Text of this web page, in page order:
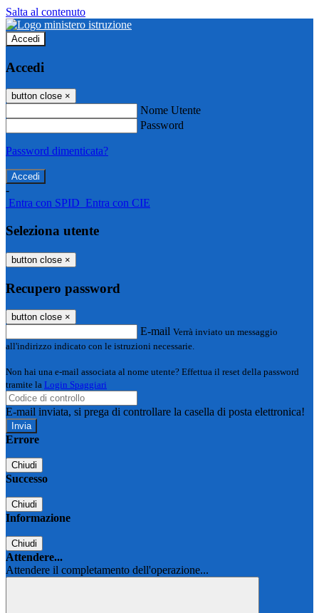
Salta al contenuto
Accedi
Accedi
button close ×
Nome Utente
Password
Password dimenticata?
-
Entra con SPID Entra con CIE
Seleziona utente
button close ×
Recupero password
button close ×
E-mail Verrà inviato un messaggio
all'indirizzo indicato con le istruzioni necessarie.
Non hai una e-mail associata al nome utente? Effettua il reset della password
tramite la Login Spaggiari
E-mail inviata, si prega di controllare la casella di posta elettronica!
Errore
Chiudi
Successo
Chiudi
Informazione
Chiudi
Attendere...
Attendere il completamento dell'operazione...